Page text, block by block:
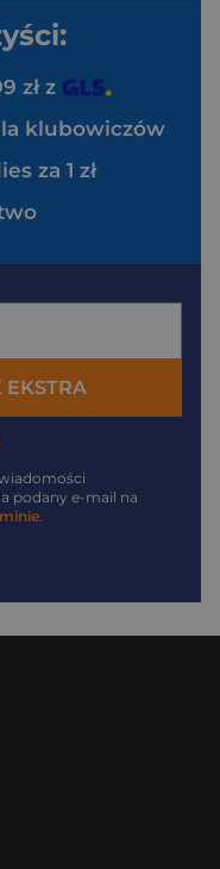
zł z
klubowiczów
za 1 zł
EKSTRA
podany e-mail na